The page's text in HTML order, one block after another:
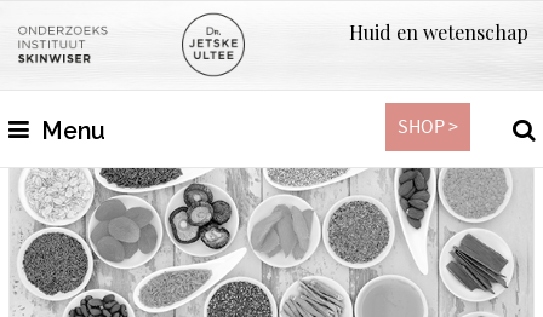
Huid en wetenschap
Menu SHOP >